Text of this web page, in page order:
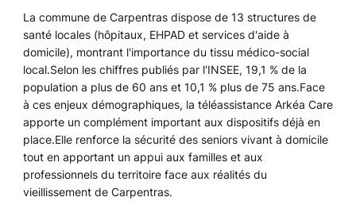
La commune de Carpentras dispose de 13 structures de
santé locales (hôpitaux, EHPAD et services d'aide à
domicile), montrant l'importance du tissu médico-social
local.Selon les chiffres publiés par l'INSEE, 19,1 % de la
population a plus de 60 ans et 10,1 % plus de 75 ans.Face
à ces enjeux démographiques, la téléassistance Arkéa Care
apporte un complément important aux dispositifs déjà en
place.Elle renforce la sécurité des seniors vivant à domicile
tout en apportant un appui aux familles et aux
professionnels du territoire face aux réalités du
vieillissement de Carpentras.